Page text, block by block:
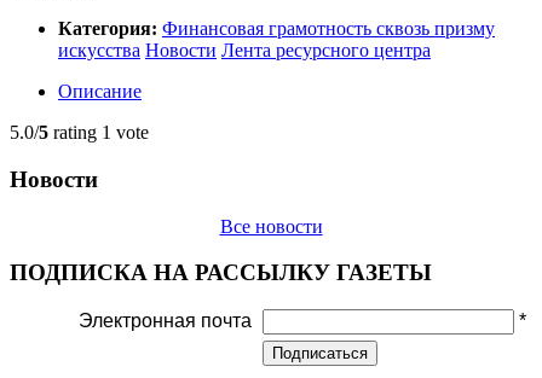
Категория: Финансовая грамотность сквозь призму
искусства Новости Лента ресурсного центра
Описание
5.0/5 rating 1 vote
Новости
Все новости
ПОДПИСКА НА РАССЫЛКУ ГАЗЕТЫ
Электронная почта *
Подписаться